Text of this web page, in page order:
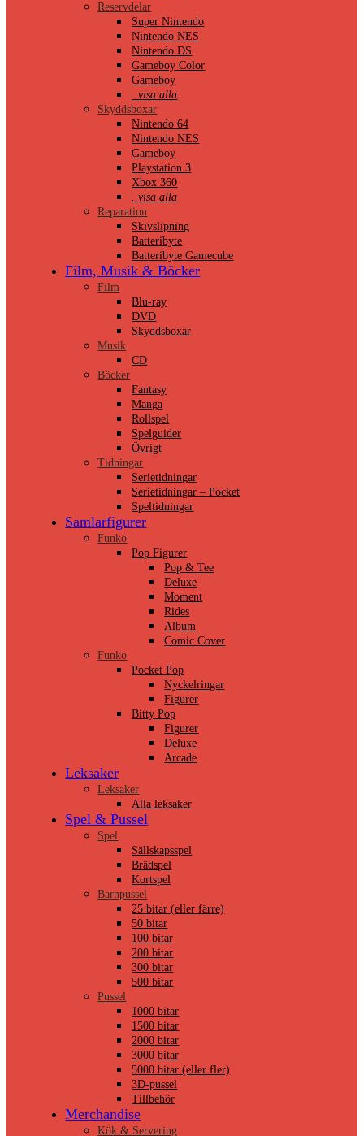
Reservdelar
Super Nintendo
Nintendo NES
Nintendo DS
Gameboy Color
Gameboy
..visa alla
Skyddsboxar
Nintendo 64
Nintendo NES
Gameboy
Playstation 3
Xbox 360
..visa alla
Reparation
Skivslipning
Batteribyte
Batteribyte Gamecube
Film, Musik & Böcker
Film
Blu-ray
DVD
Skyddsboxar
Musik
CD
Böcker
Fantasy
Manga
Rollspel
Spelguider
Övrigt
Tidningar
Serietidningar
Serietidningar – Pocket
Speltidningar
Samlarfigurer
Funko
Pop Figurer
Pop & Tee
Deluxe
Moment
Rides
Album
Comic Cover
Funko
Pocket Pop
Nyckelringar
Figurer
Bitty Pop
Figurer
Deluxe
Arcade
Leksaker
Leksaker
Alla leksaker
Spel & Pussel
Spel
Sällskapsspel
Brädspel
Kortspel
Barnpussel
25 bitar (eller färre)
50 bitar
100 bitar
200 bitar
300 bitar
500 bitar
Pussel
1000 bitar
1500 bitar
2000 bitar
3000 bitar
5000 bitar (eller fler)
3D-pussel
Tillbehör
Merchandise
Kök & Servering